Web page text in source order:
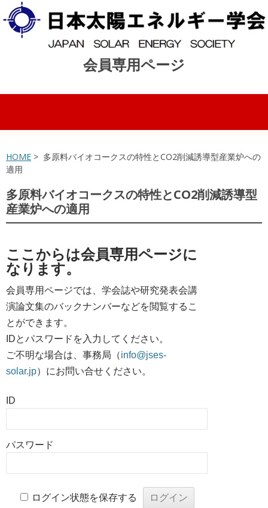
会員専用ページ
コンテンツへスキップ
HOME > 多原料バイオコークスの特性とCO2削減誘導型産業炉への
適用
多原料バイオコークスの特性とCO2削減誘導型
産業炉への適用
ここからは会員専用ページに
なります。
会員専用ページでは、学会誌や研究発表会講
演論文集のバックナンバーなどを閲覧するこ
とができます。
IDとパスワードを入力してください。
ご不明な場合は、事務局（info@jses-
solar.jp）にお問い合せください。
ID
パスワード
ログイン状態を保存する